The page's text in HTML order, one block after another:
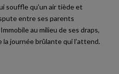
souffle qu’un air tiède et
entre ses parents
au milieu de ses draps,
la journée brûlante qui l’attend.